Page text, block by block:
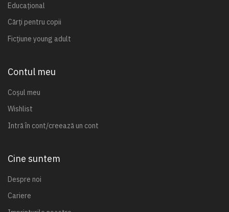
Educațional
Cărți pentru copii
Ficțiune young adult
Contul meu
Coșul meu
Wishlist
Intră în cont/creează un cont
Cine suntem
Despre noi
Cariere